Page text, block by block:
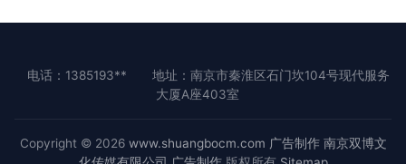
电话：1385193**
地址：南京市秦淮区石门坎104号现代服务
大厦A座403室
Copyright © 2026 www.shuangbocm.com 广告制作 南京双博文